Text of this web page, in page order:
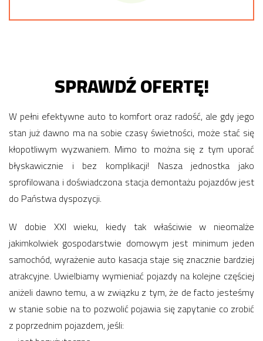
SPRAWDŹ OFERTĘ!
W pełni efektywne auto to komfort oraz radość, ale gdy jego
stan już dawno ma na sobie czasy świetności, może stać się
kłopotliwym wyzwaniem. Mimo to można się z tym uporać
błyskawicznie i bez komplikacji! Nasza jednostka jako
sprofilowana i doświadczona stacja demontażu pojazdów jest
do Państwa dyspozycji.
W dobie XXI wieku, kiedy tak właściwie w nieomalże
jakimkolwiek gospodarstwie domowym jest minimum jeden
samochód, wyrażenie auto kasacja staje się znacznie bardziej
atrakcyjne. Uwielbiamy wymieniać pojazdy na kolejne częściej
aniżeli dawno temu, a w związku z tym, że de facto jesteśmy
w stanie sobie na to pozwolić pojawia się zapytanie co zrobić
z poprzednim pojazdem, jeśli: